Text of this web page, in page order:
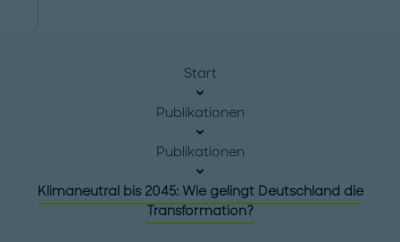
Start
Publikationen
Publikationen
Klimaneutral bis 2045: Wie gelingt Deutschland die
Transformation?